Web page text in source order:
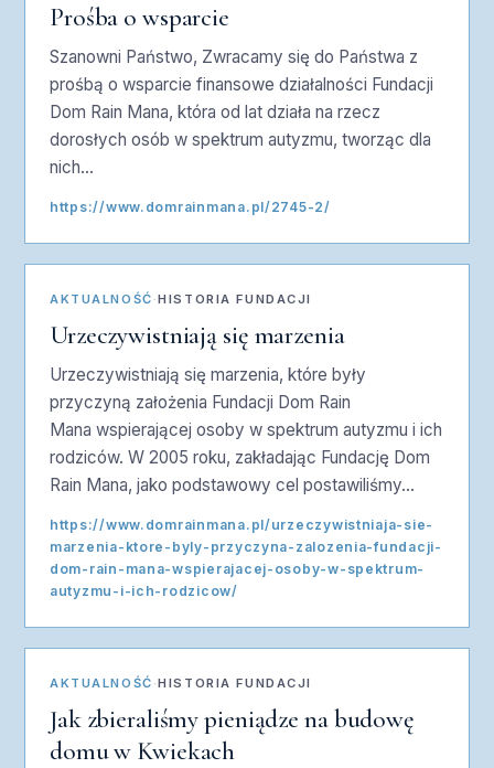
Prośba o wsparcie
Szanowni Państwo, Zwracamy się do Państwa z
prośbą o wsparcie finansowe działalności Fundacji
Dom Rain Mana, która od lat działa na rzecz
dorosłych osób w spektrum autyzmu, tworząc dla
nich…
https://www.domrainmana.pl/2745-2/
AKTUALNOŚĆ ·HISTORIA FUNDACJI
Urzeczywistniają się marzenia
Urzeczywistniają się marzenia, które były
przyczyną założenia Fundacji Dom Rain
Mana wspierającej osoby w spektrum autyzmu i ich
rodziców. W 2005 roku, zakładając Fundację Dom
Rain Mana, jako podstawowy cel postawiliśmy…
https://www.domrainmana.pl/urzeczywistniaja-sie-
marzenia-ktore-byly-przyczyna-zalozenia-fundacji-
dom-rain-mana-wspierajacej-osoby-w-spektrum-
autyzmu-i-ich-rodzicow/
AKTUALNOŚĆ ·HISTORIA FUNDACJI
Jak zbieraliśmy pieniądze na budowę
domu w Kwiekach